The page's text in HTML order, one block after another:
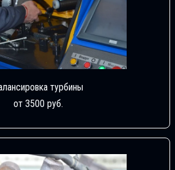
турбины
от 3500 руб.